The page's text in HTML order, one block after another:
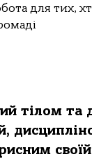
тілом та